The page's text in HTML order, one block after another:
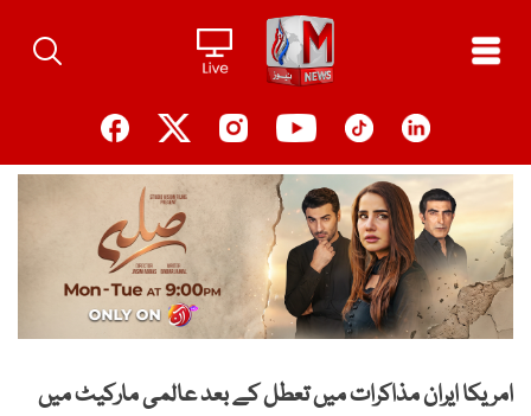
content
امریکا ایران مذاکرات میں تعطل کے بعد عالمی مارکیٹ میں